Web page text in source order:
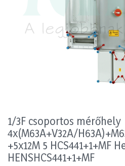
1/3F csoportos mérőhely
4x(M63A+V32A/
+5x12M 5 HCS441+1+MF
HENSHCS441+1+MF